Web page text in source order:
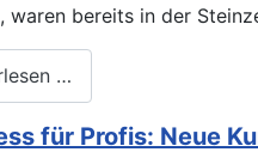
waren bereits in der
…
für Profis: Neue